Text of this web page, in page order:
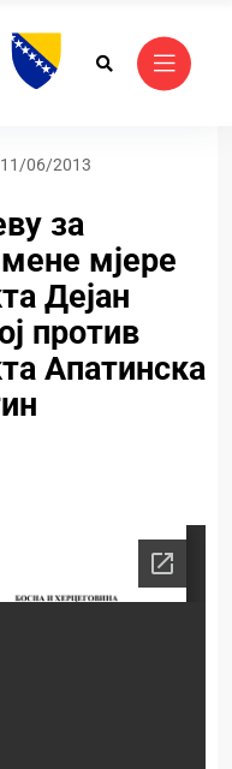
11/06/2013
за
мјере
Дејан
против
Апатинска